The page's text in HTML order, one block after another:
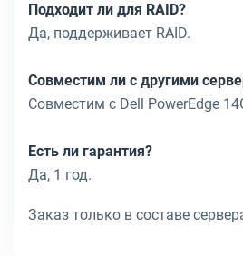
Подходит ли для RAID?
Да, поддерживает RAID.
Совместим ли с другими
Совместим с Dell PowerEdge
Есть ли гарантия?
Да, 1 год.
Заказ только в составе